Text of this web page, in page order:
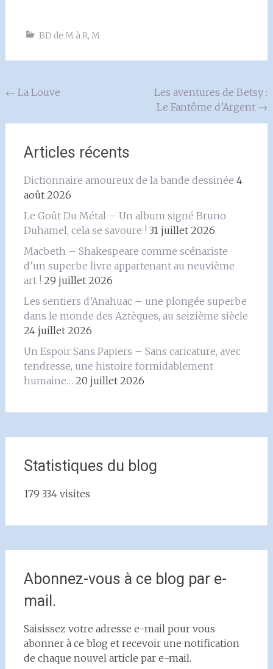
BD de M à R, M
Navigation
← La Louve
Les aventures de Betsy :
Le Fantôme d’Argent →
Articles récents
Dictionnaire amoureux de la bande dessinée 4
août 2026
Le Goût Du Métal – Un album signé Bruno
Duhamel, cela se savoure ! 31 juillet 2026
Macbeth – Shakespeare comme scénariste
d’un superbe livre appartenant au neuvième
art ! 29 juillet 2026
Les sentiers d’Anahuac – une plongée superbe
dans le monde des Aztèques, au seizième siècle
24 juillet 2026
Un Espoir Sans Papiers – Sans caricature, avec
tendresse, une histoire formidablement
humaine… 20 juillet 2026
Statistiques du blog
179 334 visites
Abonnez-vous à ce blog par e-
mail.
Saisissez votre adresse e-mail pour vous
abonner à ce blog et recevoir une notification
de chaque nouvel article par e-mail.